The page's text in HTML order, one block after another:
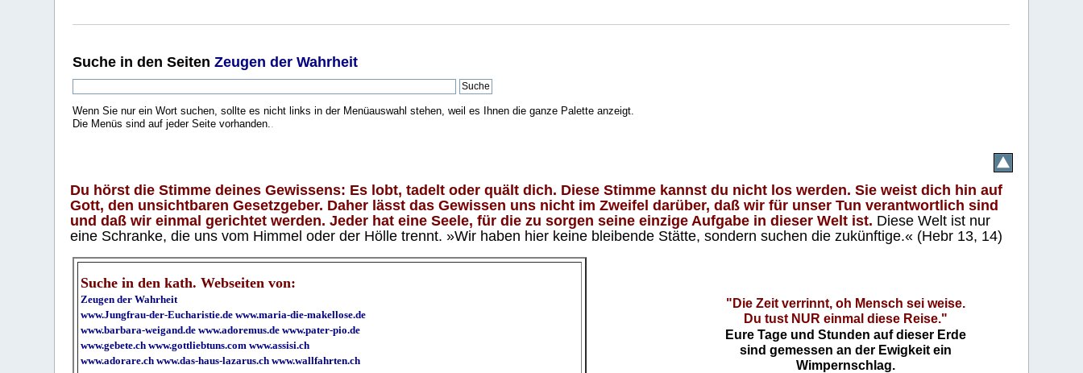
Suche in den SeitenZeugen der Wahrheit
Wenn Sie nur ein Wort suchen, sollte es nicht links in der Menüauswahl stehen, weil es Ihnen die ganze Palette anzeigt.
Die Menüs sind auf jeder Seite vorhanden.
Du hörst die Stimme deines Gewissens: Es lobt, tadelt oder quält dich. Diese Stimme kannst du nicht los werden. Sie weist dich hin auf
Gott, den unsichtbaren Gesetzgeber. Daher lässt das Gewissen uns nicht im Zweifel darüber, daß wir für unser Tun verantwortlich sind
und daß wir einmal gerichtet werden. Jeder hat eine Seele, für die zu sorgen seine einzige Aufgabe in dieser Welt ist. Diese Welt ist nur
eine Schranke, die uns vom Himmel oder der Hölle trennt. »Wir haben hier keine bleibende Stätte, sondern suchen die zukünftige.« (Hebr 13, 14)
Suche in den kath. Webseiten von:
Zeugen der Wahrheit
www.Jungfrau-der-Eucharistie.de www.maria-die-makellose.de
www.barbara-weigand.de www.adoremus.de www.pater-pio.de
www.gebete.ch www.gottliebtuns.com www.assisi.ch
www.adorare.ch www.das-haus-lazarus.ch www.wallfahrten.ch
"Die Zeit verrinnt, oh Mensch sei weise.
Du tust NUR einmal diese Reise."
Eure Tage und Stunden auf dieser Erde
sind gemessen an der Ewigkeit ein
Wimpernschlag.